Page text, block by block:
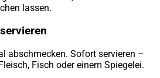
lassen.
abschmecken. Sofort servieren –
Fisch oder einem Spiegelei.